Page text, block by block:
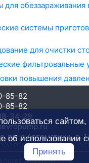
обеззараживания
системы
для очистки
фильтровальные
повышения
85-82
85-82
34-29
​пр-д Автоматики, д.
права защищены.
сайтом,
об использовании
Принять